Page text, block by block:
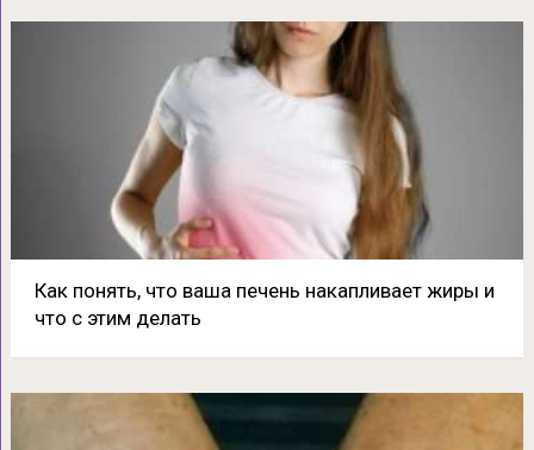
Как понять, что ваша печень накапливает жиры и
что с этим делать